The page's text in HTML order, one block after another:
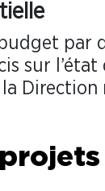
par
sur